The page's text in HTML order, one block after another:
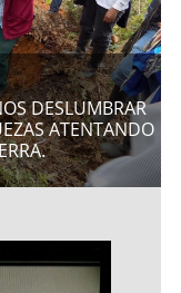
DESLUMBRAR
ATENTANDO